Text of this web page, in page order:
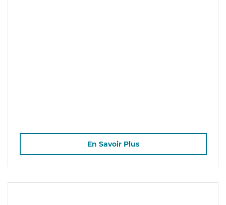
En Savoir Plus